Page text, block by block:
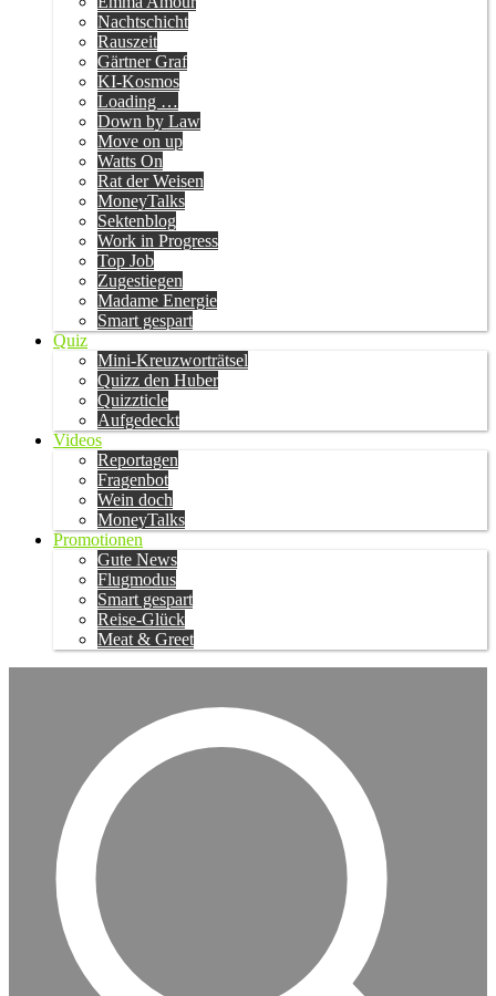
Nachtschicht
Rauszeit
Gärtner Graf
KI-Kosmos
Loading …
Down by Law
Move on up
Watts On
Rat der Weisen
MoneyTalks
Sektenblog
Work in Progress
Top Job
Zugestiegen
Madame Energie
Smart gespart
Quiz
Mini-Kreuzworträtsel
Quizz den Huber
Quizzticle
Aufgedeckt
Videos
Reportagen
Fragenbot
Wein doch
MoneyTalks
Promotionen
Gute News
Flugmodus
Smart gespart
Reise-Glück
Meat & Greet